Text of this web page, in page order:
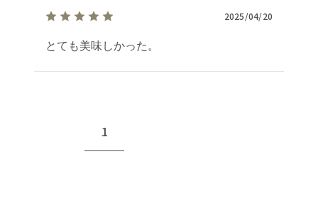
2025/04/20
とても美味しかった。
1